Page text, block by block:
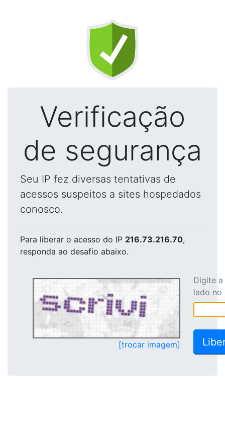
Verificação
de segurança
Seu IP fez diversas tentativas de
acessos suspeitos a sites hospedados
conosco.
Para liberar o acesso do IP 216.73.216.70,
responda ao desafio abaixo.
[trocar imagem]
Digite
lado no